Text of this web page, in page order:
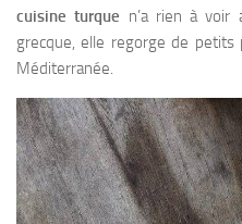
cuisine turque n’a rien à voir
grecque, elle regorge de
Méditerranée.